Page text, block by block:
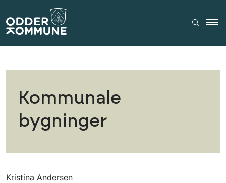
Kommunale
bygninger
Kristina Andersen